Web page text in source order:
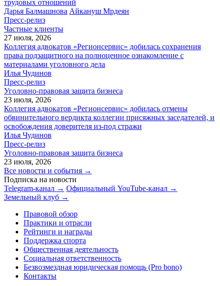
трудовых отношений
Дарья Балмашнова Айкануш Мрдеян
Пресс-релиз
Частные клиенты
27 июля, 2026
Коллегия адвокатов «Регионсервис» добилась сохранения
права подзащитного на полноценное ознакомление с
материалами уголовного дела
Илья Чудинов
Пресс-релиз
Уголовно-правовая защита бизнеса
23 июля, 2026
Коллегия адвокатов «Регионсервис» добилась отмены
обвинительного вердикта коллегии присяжных заседателей, и
освобождения доверителя из-под стражи
Илья Чудинов
Пресс-релиз
Уголовно-правовая защита бизнеса
23 июля, 2026
Все новости и события →
Подписка на новости
Telegram-канал → Официальный YouTube-канал →
Земельный клуб →
Правовой обзор
Практики и отрасли
Рейтинги и награды
Поддержка спорта
Общественная деятельность
Социальная ответственность
Безвозмездная юридическая помощь (Pro bono)
Контакты